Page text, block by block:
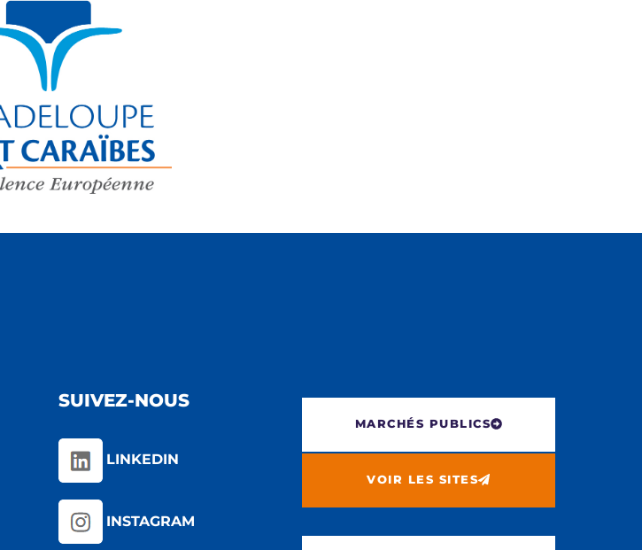
SUIVEZ-NOUS
LINKEDIN
INSTAGRAM
MARCHÉS PUBLICS
VOIR LES SITES